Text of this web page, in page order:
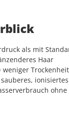
als mit
Haar
ionisiertes